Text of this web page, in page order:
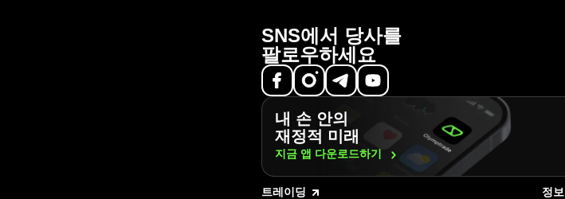
SNS에서 당사를
팔로우하세요
내 손 안의
재정적 미래
지금 앱 다운로드하기
트레이딩 정보